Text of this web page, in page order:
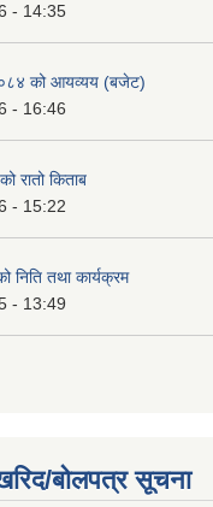
- 14:35
को आयव्यय (बजेट)
- 16:46
रातो किताब
- 15:22
तथा कार्यक्रम
- 13:49
बोलपत्र सूचना